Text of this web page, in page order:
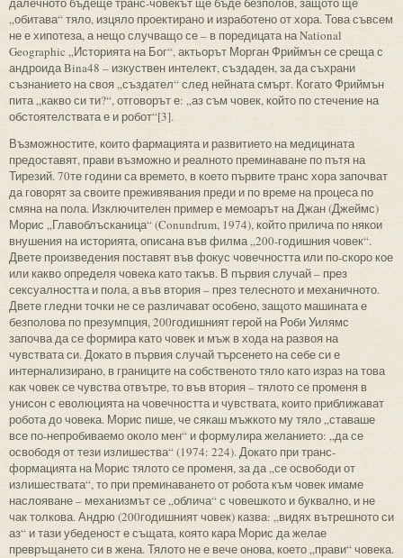
„обитава“ тяло, изцяло проектирано и изработено от хора. Това съвсем
не е хипотеза, а нещо случващо се – в поредицата на National
Geographic „Историята на Бог“, актьорът Морган Фриймън се среща с
андроида Bina48 – изкуствен интелект, създаден, за да съхрани
съзнанието на своя „създател“ след нейната смърт. Когато Фриймън
пита „какво си ти?“, отговорът е: „аз съм човек, който по стечение на
обстоятелствата е и робот“[3].
Възможностите, които фармацията и развитието на медицината
предоставят, прави възможно и реалното преминаване по пътя на
Тирезий. 70те години са времето, в което първите транс хора започват
да говорят за своите преживявания преди и по време на процеса по
смяна на пола. Изключителен пример е мемоарът на Джан (Джеймс)
Морис „Главоблъсканица“ (Conundrum, 1974), който прилича по някои
внушения на историята, описана във филма „200-годишния човек“.
Двете произведения поставят във фокус човечността или по-скоро кое
или какво определя човека като такъв. В първия случай – през
сексуалността и пола, а във втория – през телесното и механичното.
Двете гледни точки не се различават особено, защото машината е
безполова по презумпция, 200годишният герой на Роби Уилямс
започва да се формира като човек и мъж в хода на развоя на
чувствата си. Докато в първия случай търсенето на себе си е
интернализирано, в границите на собственото тяло като израз на това
как човек се чувства отвътре, то във втория – тялото се променя в
унисон с еволюцията на човечността и чувствата, които приближават
робота до човека. Морис пише, че сякаш мъжкото му тяло „ставаше
все по-непробиваемо около мен“ и формулира желанието: „да се
освободя от тези излишества“ (1974: 224). Докато при транс-
формацията на Морис тялото се променя, за да „се освободи от
излишествата“, то при преминаването от робота към човек имаме
наслояване – механизмът се „облича“ с човешкото и буквално, и не
чак толкова. Андрю (200годишният човек) казва: „видях вътрешното си
аз“ и тази убеденост е същата, която кара Морис да желае
превръщането си в жена. Тялото не е вече онова, което „прави“ човека.